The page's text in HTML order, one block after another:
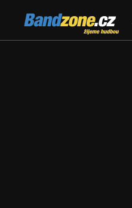
Bandzone.cz
žijeme hudbou